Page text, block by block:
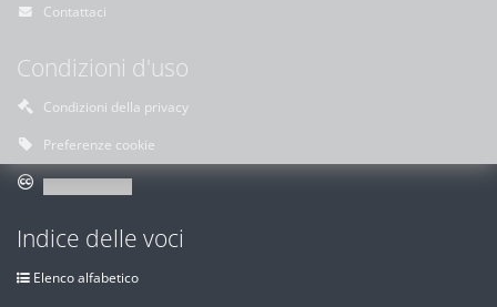
Contattaci
Condizioni d'uso
Condizioni della privacy
Preferenze cookie
Indice delle voci
Elenco alfabetico